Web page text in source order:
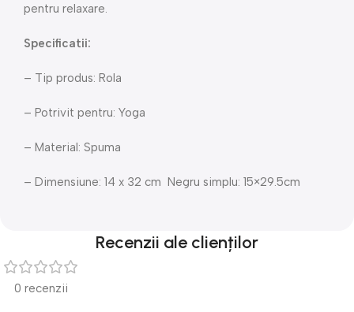
pentru relaxare.
Specificatii:
– Tip produs: Rola
– Potrivit pentru: Yoga
– Material: Spuma
– Dimensiune: 14 x 32 cm Negru simplu: 15×29.5cm
Recenzii ale clienților
0 recenzii